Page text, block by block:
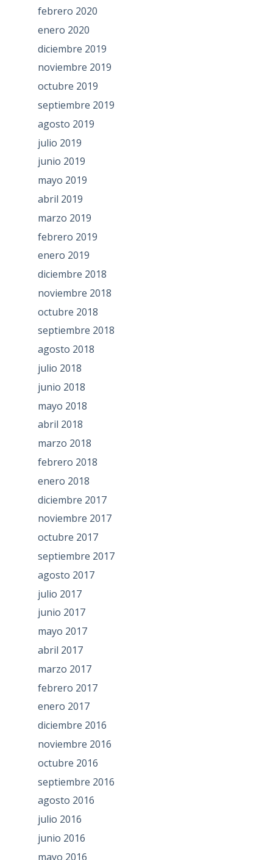
febrero 2020
enero 2020
diciembre 2019
noviembre 2019
octubre 2019
septiembre 2019
agosto 2019
julio 2019
junio 2019
mayo 2019
abril 2019
marzo 2019
febrero 2019
enero 2019
diciembre 2018
noviembre 2018
octubre 2018
septiembre 2018
agosto 2018
julio 2018
junio 2018
mayo 2018
abril 2018
marzo 2018
febrero 2018
enero 2018
diciembre 2017
noviembre 2017
octubre 2017
septiembre 2017
agosto 2017
julio 2017
junio 2017
mayo 2017
abril 2017
marzo 2017
febrero 2017
enero 2017
diciembre 2016
noviembre 2016
octubre 2016
septiembre 2016
agosto 2016
julio 2016
junio 2016
mayo 2016